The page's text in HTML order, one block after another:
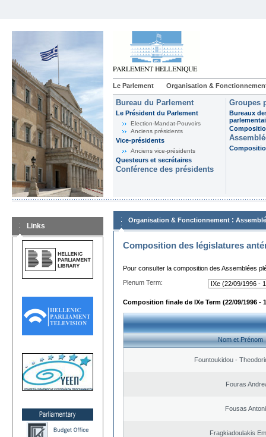
Le Parlement Organisation &
Bureau du Parlement
Le Président du Parlement
Election-Mandat-Pouvoirs
Anciens présidents
Vice-présidents
Anciens vice-présidents
Questeurs et secrétaires
Conférence des présidents
Groupes
Bureaux
Links
Organisation & Fonctionnement :
Composition des législatures
Pour consulter la composition des Assemblées
Plenum Term:
Composition finale de IXe Term (22/09/1996 -
Nom et Prénom
Fountoukidou -
Fouras
Fousas
Fragkiadoulakis